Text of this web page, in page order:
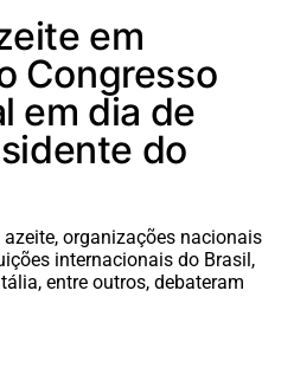
em
Congresso
em dia de
do
organizações nacionais
internacionais do Brasil,
entre outros, debateram